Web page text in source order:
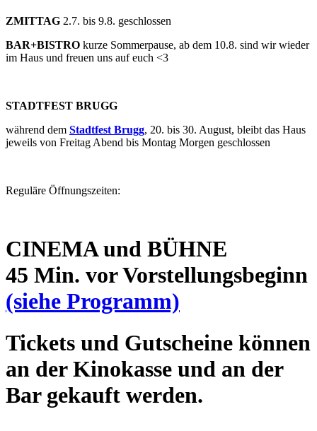
ZMITTAG 2.7. bis 9.8. geschlossen
BAR+BISTRO kurze Sommerpause, ab dem 10.8. sind wir wieder
im Haus und freuen uns auf euch <3
STADTFEST BRUGG
während dem Stadtfest Brugg, 20. bis 30. August, bleibt das Haus
jeweils von Freitag Abend bis Montag Morgen geschlossen
Reguläre Öffnungszeiten:
CINEMA und BÜHNE
45 Min. vor Vorstellungsbeginn
(siehe Programm)
Tickets und Gutscheine können
an der Kinokasse und an der
Bar gekauft werden.